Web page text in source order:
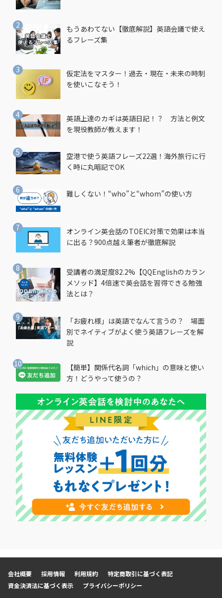
もうあわてない【徹底解説】英語会議で使え
るフレーズ集
仮定法をマスター！過去・現在・未来の時制
を使いこなそう！
英語上達のカギは英語日記！？ 方法と例文
を現役教師が教えます！
空港で使う英語フレーズ22選！海外旅行に行
く時に丸暗記でOK
難しくない！“who”と“whom”の使い方
オンライン英会話のTOEIC対策で効果は本当
に出る？900点越え筆者が徹底解説
受講者の満足度82.2%【QQEnglishのカラン
メソッド】4倍速で英会話を習得できる勉強
法とは？
「お疲れ様」は英語でなんて言うの？ 場面
別でネイティブがよく使う英語フレーズを解
説
【簡単】関係代名詞「which」の意味と使い
方！どうやって使うの？
会社概要 採用情報 利用規約
特定商取引に基づく表記
資金決済法に基づく表示
プライバシーポリシー